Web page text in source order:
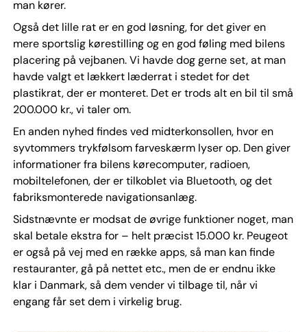
man kører.
Også det lille rat er en god løsning, for det giver en
mere sportslig kørestilling og en god føling med bilens
placering på vejbanen. Vi havde dog gerne set, at man
havde valgt et lækkert læderrat i stedet for det
plastikrat, der er monteret. Det er trods alt en bil til små
200.000 kr., vi taler om.
En anden nyhed findes ved midterkonsollen, hvor en
syvtommers trykfølsom farveskærm lyser op. Den giver
informationer fra bilens kørecomputer, radioen,
mobiltelefonen, der er tilkoblet via Bluetooth, og det
fabriksmonterede navigationsanlæg.
Sidstnævnte er modsat de øvrige funktioner noget, man
skal betale ekstra for – helt præcist 15.000 kr. Peugeot
er også på vej med en række apps, så man kan finde
restauranter, gå på nettet etc., men de er endnu ikke
klar i Danmark, så dem vender vi tilbage til, når vi
engang får set dem i virkelig brug.